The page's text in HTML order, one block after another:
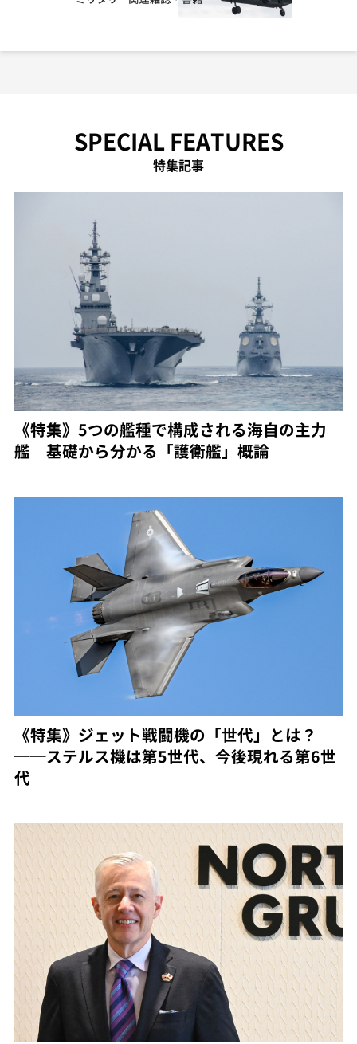
SPECIAL FEATURES
特集記事
《特集》5つの艦種で構成される海自の主力
艦 基礎から分かる「護衛艦」概論
《特集》ジェット戦闘機の「世代」とは？
──ステルス機は第5世代、今後現れる第6世
代